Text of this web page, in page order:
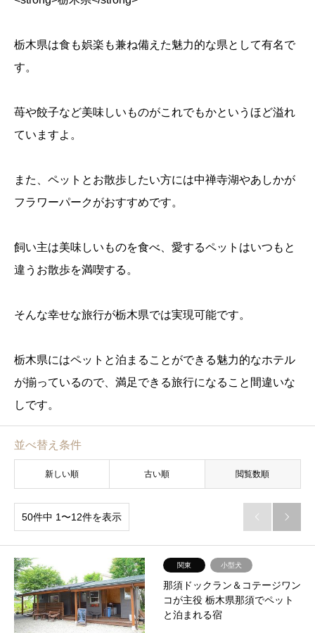
栃木県は食も娯楽も兼ね備えた魅力的な県として有名で
す。
苺や餃子など美味しいものがこれでもかというほど溢れ
ていますよ。
また、ペットとお散歩したい方には中禅寺湖やあしかが
フラワーパークがおすすめです。
飼い主は美味しいものを食べ、愛するペットはいつもと
違うお散歩を満喫する。
そんな幸せな旅行が栃木県では実現可能です。
栃木県にはペットと泊まることができる魅力的なホテル
が揃っているので、満足できる旅行になること間違いな
しです。
並べ替え条件
新しい順 古い順 閲覧数順
50件中 1〜12件を表示  
関東 小型犬
那須ドックラン＆コテージワン
コが主役 栃木県那須でペット
と泊まれる宿